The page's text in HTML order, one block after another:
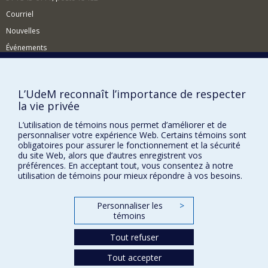
Courriel
Nouvelles
Événements
BESOIN D'AIDE?
Plan du site
Signaler une erreur
Accessibilité
FACULTÉ DES ARTS ET DES SCIENCES
Nos centres d'études
L’UdeM reconnaît l’importance de respecter
la vie privée
L’utilisation de témoins nous permet d’améliorer et de
personnaliser votre expérience Web. Certains témoins sont
obligatoires pour assurer le fonctionnement et la sécurité
du site Web, alors que d’autres enregistrent vos
préférences. En acceptant tout, vous consentez à notre
utilisation de témoins pour mieux répondre à vos besoins.
Personnaliser les
témoins
>
Tout refuser
Tout accepter